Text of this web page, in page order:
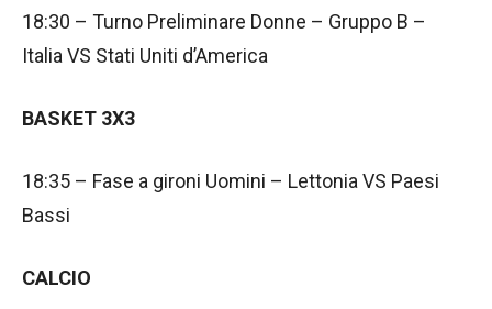
18:30 – Turno Preliminare Donne – Gruppo B –
Italia VS Stati Uniti d’America
BASKET 3X3
18:35 – Fase a gironi Uomini – Lettonia VS Paesi
Bassi
CALCIO